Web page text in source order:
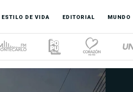
ESTILO DE VIDA EDITORIAL MUNDO